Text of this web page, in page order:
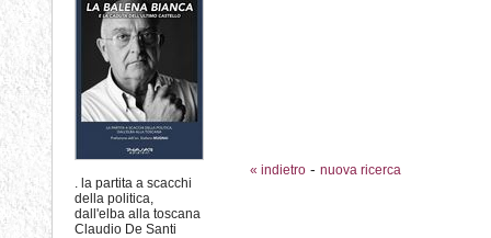
. la partita a scacchi
della politica,
dall'elba alla toscana
Claudio De Santi
« indietro - nuova ricerca